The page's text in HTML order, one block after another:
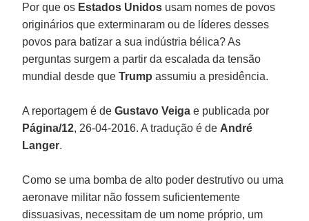
Por que os Estados Unidos usam nomes de povos
originários que exterminaram ou de líderes desses
povos para batizar a sua indústria bélica? As
perguntas surgem a partir da escalada da tensão
mundial desde queTrump assumiu a presidência.
A reportagem é deGustavo Veiga e publicada por
Página/12, 26-04-2016. A tradução é de André
Langer.
Como se uma bomba de alto poder destrutivo ou uma
aeronave militar não fossem suficientemente
dissuasivas, necessitam de um nome próprio, um